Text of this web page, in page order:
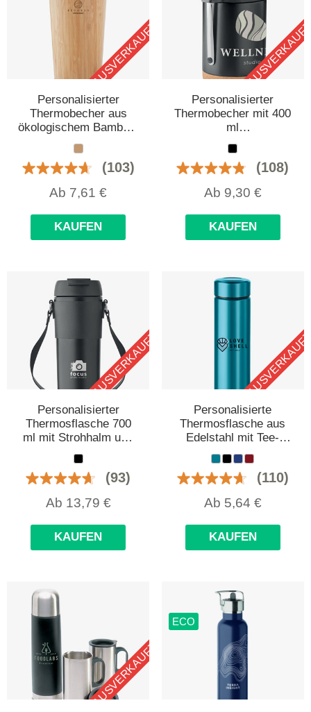
AUSVERKAUFT
Personalisierter
Thermobecher aus
ökologischem Bambus,
400 ml
(103)
Ab 7,61 €
KAUFEN
Personalisierter
Thermobecher mit 400
ml
Fassungsvermögen,
Korkboden und Löffel
(108)
Ab 9,30 €
KAUFEN
AUSVERKAUFT
Personalisierter
Thermosflasche 700
ml mit Strohhalm und
Gurtband
(93)
Ab 13,79 €
KAUFEN
Personalisierte
Thermosflasche aus
Edelstahl mit Tee-
Infuser
(110)
Ab 5,64 €
KAUFEN
AUSVERKAUFT
ECO